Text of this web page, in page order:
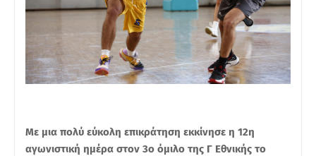
Με μια πολύ εύκολη επικράτηση εκκίνησε η 12η
αγωνιστική ημέρα στον 3ο όμιλο της Γ Εθνικής το